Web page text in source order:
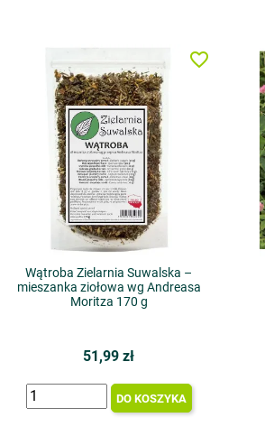
Wątroba Zielarnia Suwalska –
mieszanka ziołowa wg Andreasa
Moritza 170 g
51,99 zł
DO KOSZYKA
favorite_border